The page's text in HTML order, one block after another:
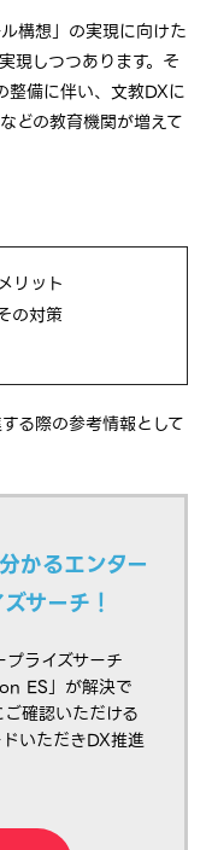
構想」の実現に向けた
現しつつあります。そ
整備に伴い、文教DXに
どの教育機関が増えて
リット
の対策
る際の参考情報として
かるエンター
サーチ！
プライズサーチ
ES」が解決で
確認いただける
いただきDX推進